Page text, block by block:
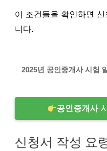
이 조건들을 확인하면
니다.
2025년 공인중개사 시험
공인중개사
신청서 작성 요